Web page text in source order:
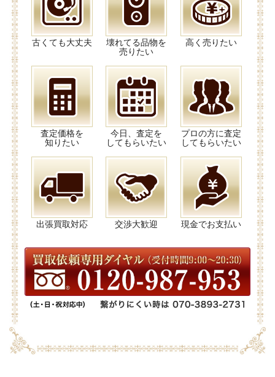
古くても大丈夫
壊れてる品物を
売りたい
高く売りたい
査定価格を
知りたい
今日、査定を
してもらいたい
プロの方に査定
してもらいたい
出張買取対応 交渉大歓迎 現金でお支払い